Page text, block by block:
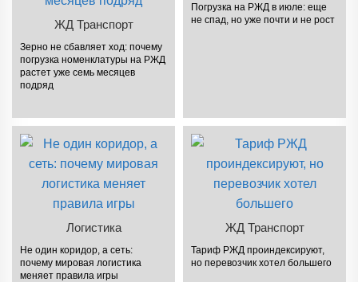
ЖД Транспорт
Зерно не сбавляет ход: почему
погрузка номенклатуры на РЖД
растет уже семь месяцев
подряд
Погрузка на РЖД в июле: еще
не спад, но уже почти и не рост
Логистика
Не один коридор, а сеть:
почему мировая логистика
меняет правила игры
ЖД Транспорт
Тариф РЖД проиндексируют,
но перевозчик хотел большего